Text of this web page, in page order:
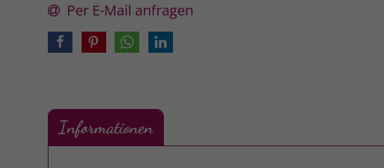
Per E-Mail anfragen
Informationen